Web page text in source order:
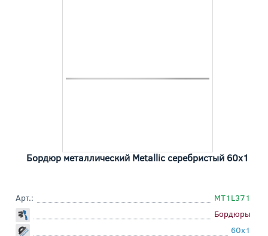
Бордюр металлический Metallic серебристый 60x1
Арт.:
MT1L371
Бордюры
60x1